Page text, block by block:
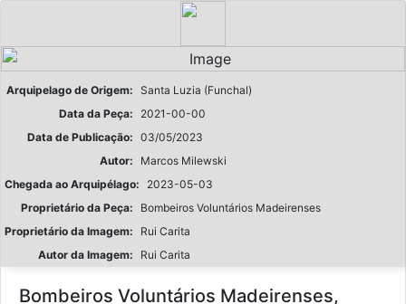
Arquipelago de Origem: Santa Luzia (Funchal)
Data da Peça:
2021-00-00
Data de Publicação: 03/05/2023
Autor:
Marcos Milewski
Chegada ao Arquipélago:
2023-05-03
Proprietário da Peça:
Bombeiros Voluntários Madeirenses
Proprietário da Imagem:
Rui Carita
Autor da Imagem:
Rui Carita
Bombeiros Voluntários Madeirenses,